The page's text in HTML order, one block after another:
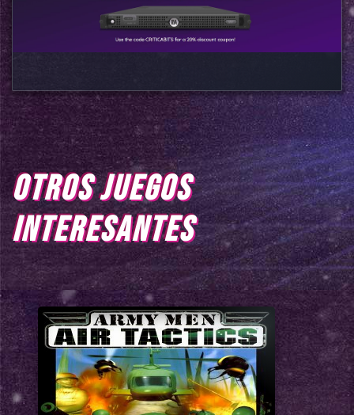
OTROS JUEGOS
INTERESANTES